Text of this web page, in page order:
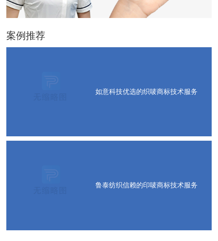
案例推荐
如意科技优选的织唛商标技术服务
鲁泰纺织信赖的印唛商标技术服务